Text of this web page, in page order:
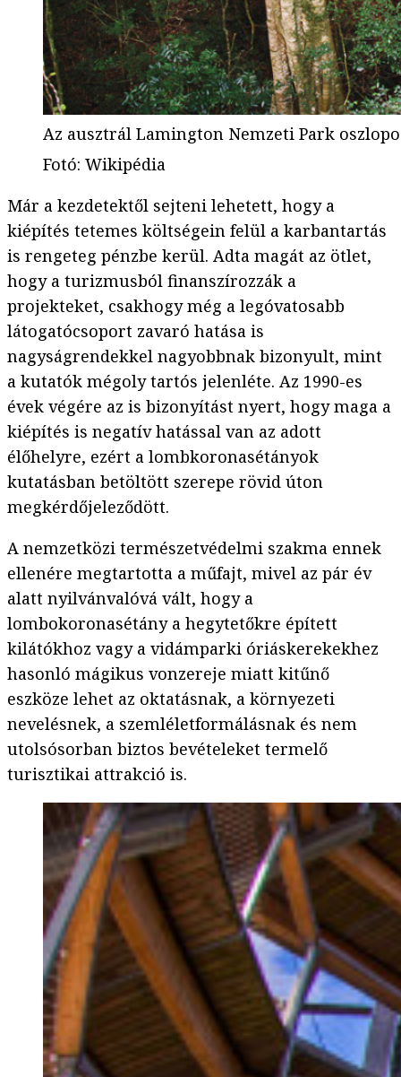
Az ausztrál Lamington Nemzeti Park
Fotó: Wikipédia
Már a kezdetektől sejteni lehetett, hogy a
kiépítés tetemes költségein felül a karbantartás
is rengeteg pénzbe kerül. Adta magát az ötlet,
hogy a turizmusból finanszírozzák a
projekteket, csakhogy még a legóvatosabb
látogatócsoport zavaró hatása is
nagyságrendekkel nagyobbnak bizonyult, mint
a kutatók mégoly tartós jelenléte. Az 1990-es
évek végére az is bizonyítást nyert, hogy maga a
kiépítés is negatív hatással van az adott
élőhelyre, ezért a lombkoronasétányok
kutatásban betöltött szerepe rövid úton
megkérdőjeleződött.
A nemzetközi természetvédelmi szakma ennek
ellenére megtartotta a műfajt, mivel az pár év
alatt nyilvánvalóvá vált, hogy a
lombokoronasétány a hegytetőkre épített
kilátókhoz vagy a vidámparki óriáskerekekhez
hasonló mágikus vonzereje miatt kitűnő
eszköze lehet az oktatásnak, a környezeti
nevelésnek, a szemléletformálásnak és nem
utolsósorban biztos bevételeket termelő
turisztikai attrakció is.